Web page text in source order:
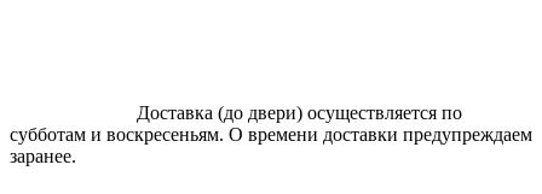
Доставка (до двери) осуществляется по
субботам и воскресеньям. О времени доставки предупреждаем
заранее.